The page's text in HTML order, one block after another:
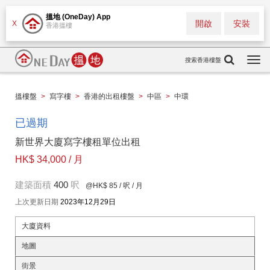
X
搵地 (OneDay) App
香港搵樓 安裝
開啟
搜索香港樓盤
搵樓盤 > 寫字樓 > 香港的出租樓盤 > 中區 > 中環
已過期
新世界大廈寫字樓租單位出租
HK$ 34,000 / 月
建築面積 400 呎 @HK$ 85 / 呎 / 月
上次更新日期 2023年12月29日
大廈資料
地圖
街景